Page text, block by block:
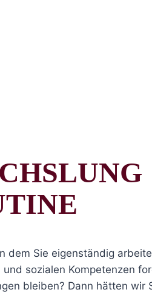
dem Sie eigenständig
sozialen Kompetenzen
bleiben? Dann hätten wir